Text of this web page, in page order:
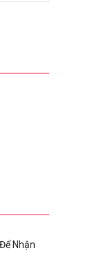
Nhận